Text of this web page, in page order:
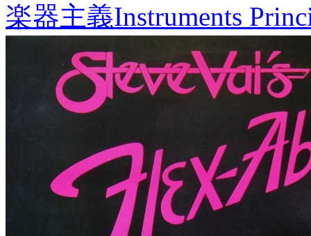
楽器主義Instruments